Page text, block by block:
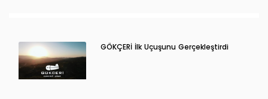
GÖKÇERİ İlk Uçuşunu Gerçekleştirdi